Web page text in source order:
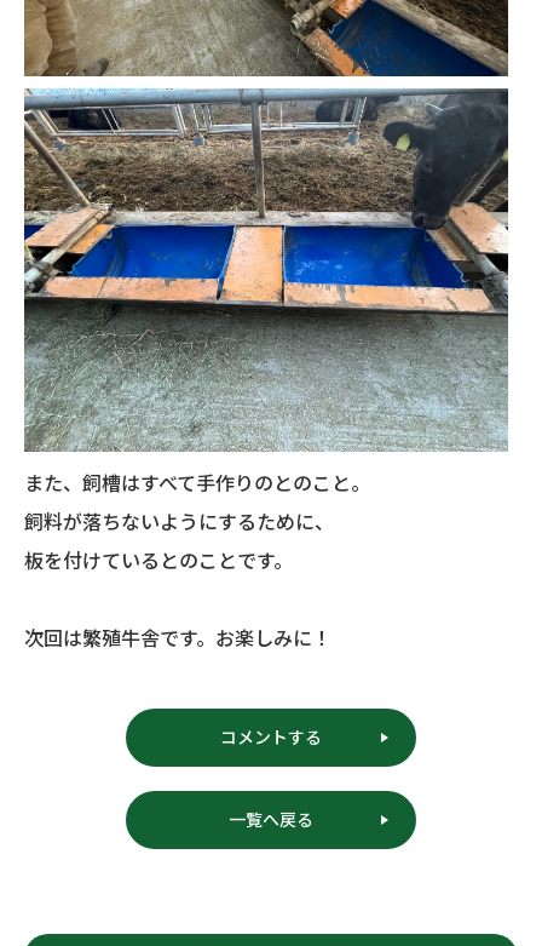
また、飼槽はすべて手作りのとのこと。
飼料が落ちないようにするために、
板を付けているとのことです。
次回は繁殖牛舎です。お楽しみに！
コメントする
一覧へ戻る